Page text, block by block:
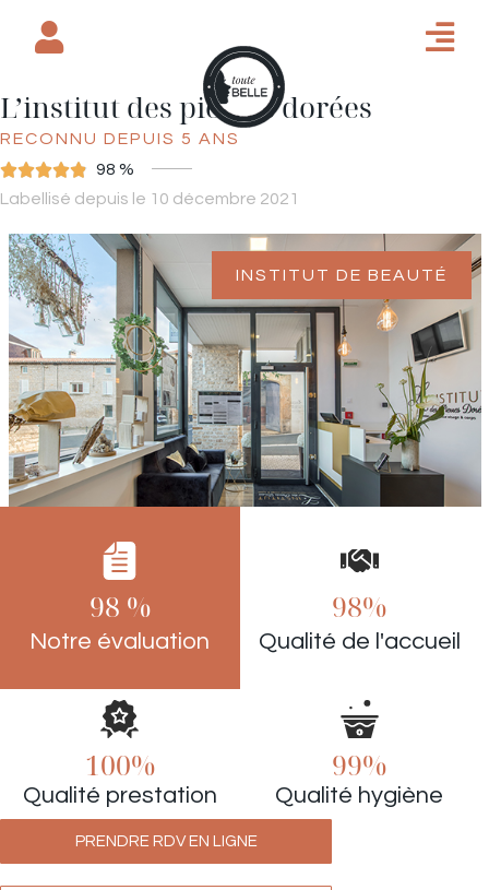
L’institut des pierres dorées
RECONNU DEPUIS 5 ANS
 98 %
Labellisé depuis le 10 décembre 2021
INSTITUT DE BEAUTÉ
98 %
Notre évaluation
98%
Qualité de l'accueil
100%
Qualité prestation
99%
Qualité hygiène
PRENDRE RDV EN LIGNE